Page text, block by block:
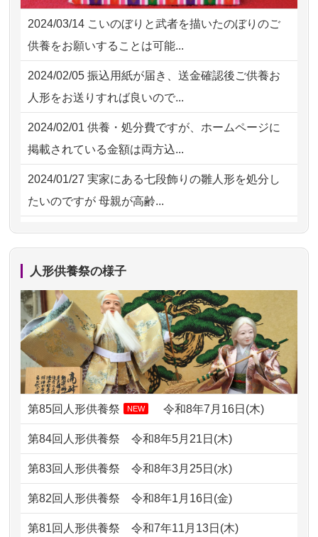
2026/07/31 12:32 東京都の方からお申込み
2026/07/31 10:29 京都市の方からお申込み
2026/07/18 つい先日も利用させていただきまし
た。 手続...
2026/07/18 大切にしていたお人形をきちんと供養
してくださ...
2026/07/15 子供の頃から可愛がってきた七段飾り
の雛人形で...
2026/07/15 お客様の声を読み、丁寧に供養してい
ただけそう...
2026/07/11思い出のある人形達を、ちゃんと供養
したく、花...
2026/07/10家から近かったので。
2026/07/08誰も住んでいない実家の片付けを始め
ました。 ...
2026/07/069年間自由が丘店を見守ってくれてあり
がとう。
2026/07/05 しっかりとお人形たちの供養をしてい
ただけると...
2026/06/30長年大事にしてきた雛人形です、供養
2024/03/14 こいのぼりと武者を描いたのぼりのご
供養をお願いすることは可能...
2024/02/05 振込用紙が届き、送金確認後ご供養お
人形をお送りすれば良いので...
2024/02/01 供養・処分費ですが、ホームページに
掲載されている金額は両方込...
2024/01/27 実家にある七段飾りの雛人形を処分し
たいのですが 母親が高齢...
2024/01/13剥製の供養・処分をお願いできます
ですが？
2024/01/13お雛様のセットを供養・処分したいの
ですが、お雛様とお内裏様だ...
2024/01/13供養申込みの後、供養祭までお人形は
どうなってるのですか？
2024/01/13会社のようですが、きちんと供養して
人形供養祭の様子
第85回人形供養祭 NEW 令和8年7月16日(木)
第84回人形供養祭令和8年5月21日(木)
第83回人形供養祭令和8年3月25日(水)
第82回人形供養祭令和8年1月16日(金)
第81回人形供養祭令和7年11月13日(木)